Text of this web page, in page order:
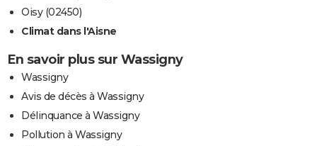
Oisy (02450)
Climat dans l'Aisne
En savoir plus sur Wassigny
Wassigny
Avis de décès à Wassigny
Délinquance à Wassigny
Pollution à Wassigny